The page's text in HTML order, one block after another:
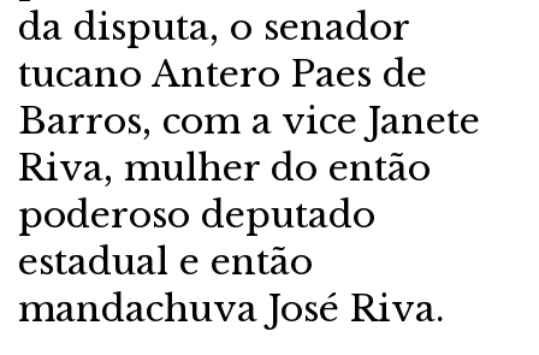
da disputa, o senador
tucano Antero Paes de
Barros, com a vice Janete
Riva, mulher do então
poderoso deputado
estadual e então
mandachuva José Riva.